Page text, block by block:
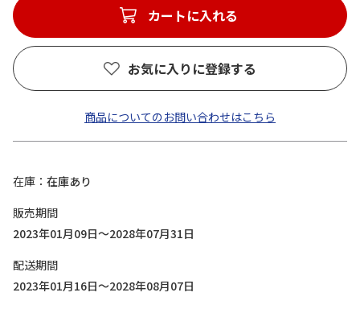
カートに入れる
お気に入りに登録する
商品についてのお問い合わせはこちら
在庫
在庫あり
販売期間
2023年01月09日～2028年07月31日
配送期間
2023年01月16日～2028年08月07日